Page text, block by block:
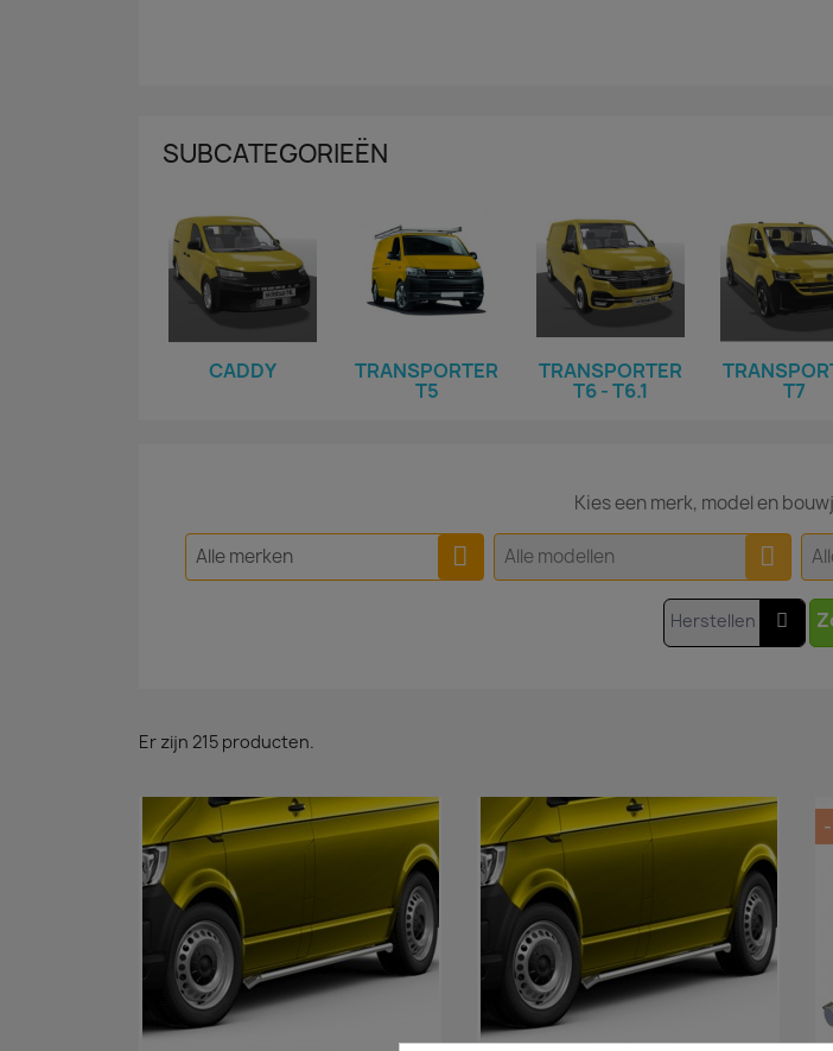
SUBCATEGORIEËN
CADDY TRANSPORTER
T5
TRANSPORTER
T6 - T6.1 T7
Kies een merk, model en
Alle merken Alle modellen
Herstellen
Er zijn 215 producten.